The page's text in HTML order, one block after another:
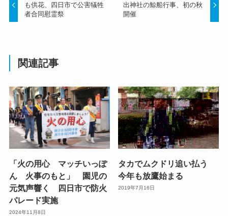
も供花、四日市で公害犠牲
者合同慰霊祭
出神社の鯨船行事、初の秋
開催
関連記事
「火の用心 マッチいっぽ
ん 火事のもと」 園児の
元気声響く 四日市で防火
パレード実施
2024年11月8日
タカでムクドリ追い払う
今年も放鷹始まる
2019年7月16日